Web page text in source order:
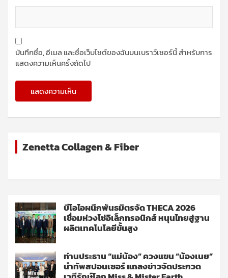
บันทึกชื่อ, อีเมล และชื่อเว็บไซต์ของฉันบนเบราว์เซอร์นี้ สำหรับการ
แสดงความเห็นครั้งถัดไป
Zenetta Collagen & Fiber
บีโอไอผนึกพันธมิตรจัด THECA 2026
เชื่อมห่วงโซ่อิเล็กทรอนิกส์ หนุนไทยสู่ฐาน
ผลิตเทคโนโลยีขั้นสูง
ท่านประธาน “แม่น้อง” ควงแขน “น้องเนย”
นำทัพสปอนเซอร์ แถลงข่าวจัดประกวด